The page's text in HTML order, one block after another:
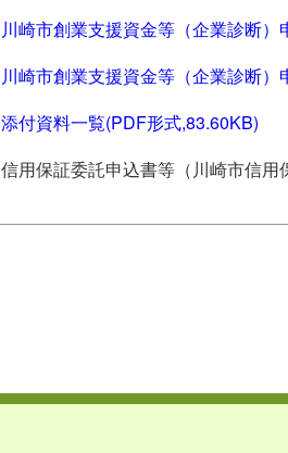
川崎市創業支援資金等（企業診断
川崎市創業支援資金等（企業診断
添付資料一覧(PDF形式,83.60KB)
信用保証委託申込書等（川崎市信